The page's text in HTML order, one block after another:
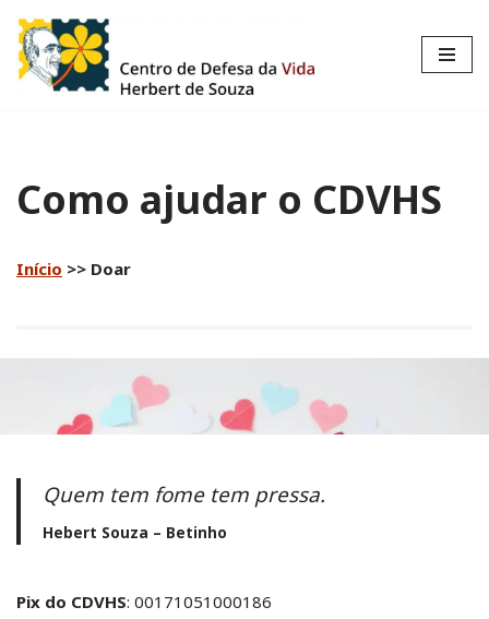
Pular
para
Como ajudar o CDVHS
Início >> Doar
Quem tem fome tem pressa.
Hebert Souza – Betinho
Pix do CDVHS: 00171051000186